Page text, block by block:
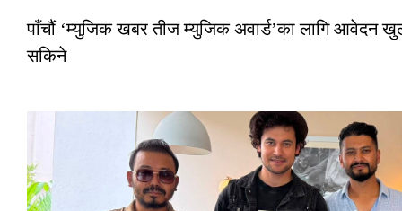
पाँचौं ‘म्युजिक खबर तीज म्युजिक अवार्ड’का लागि आवेदन
सकिने